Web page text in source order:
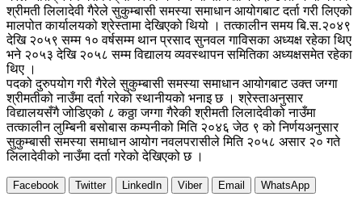
श्रीमती लिलादेवी गैरेले सुकुम्बासी समस्या समाधान आयोगबाट दर्ता गरी लिएको
मालपोत कार्यालयको श्रेस्तामा देखिएको थियो । तत्कालीन समय बि.स.२०४९
देखि २०५९ सम्म १० वर्षसम्म थान प्रसाद सुनवल गाविसका अध्यक्ष रहेका थिए
भने २०५३ देखि २०५८ सम्म विद्यालय व्यवस्थापन समितिका अध्यक्षसमेत रहेका
थिए ।
पदको दुरुपयोग गरी गैरेले सुकुम्बासी समस्या समाधान आयोगबाट उक्त जग्गा
श्रीमतीको नाउँमा दर्ता गरेको स्थानीयको भनाइ छ । श्रेस्ताअनुसार
विद्यालयसँगै जोडिएको ८ कठ्ठा जग्गा गैरेकी श्रीमती लिलादेवीको नाउँमा
तत्कालीन लुम्बिनी बसोबास कम्पनीको मिति २०४६ जेठ ९ को निर्णयअनुसार
सुकुम्बासी समस्या समाधान आयोग नवलपरासीले मिति २०५८ असार २० गते
लिलादेवीको नाउँमा दर्ता गरेको देखिएको छ ।
Facebook Twitter LinkedIn Viber Email WhatsApp